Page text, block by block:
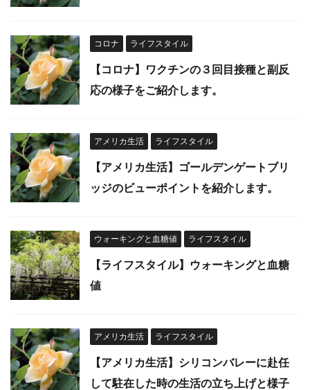
コロナ ライフスタイル
【コロナ】ワクチンの３回目接種と副反
応の様子をご紹介します。
アメリカ生活 ライフスタイル
【アメリカ生活】ゴールデンゲートブリ
ッジのビューポイントを紹介します。
ウォーキングと血糖値 ライフスタイル
【ライフスタイル】ウォーキングと血糖
値
アメリカ生活 ライフスタイル
【アメリカ生活】シリコンバレーに赴任
して駐在した時の生活の立ち上げと様子